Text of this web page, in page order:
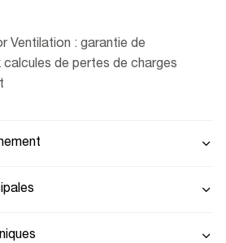
Ventilation : garantie de
de pertes de charges